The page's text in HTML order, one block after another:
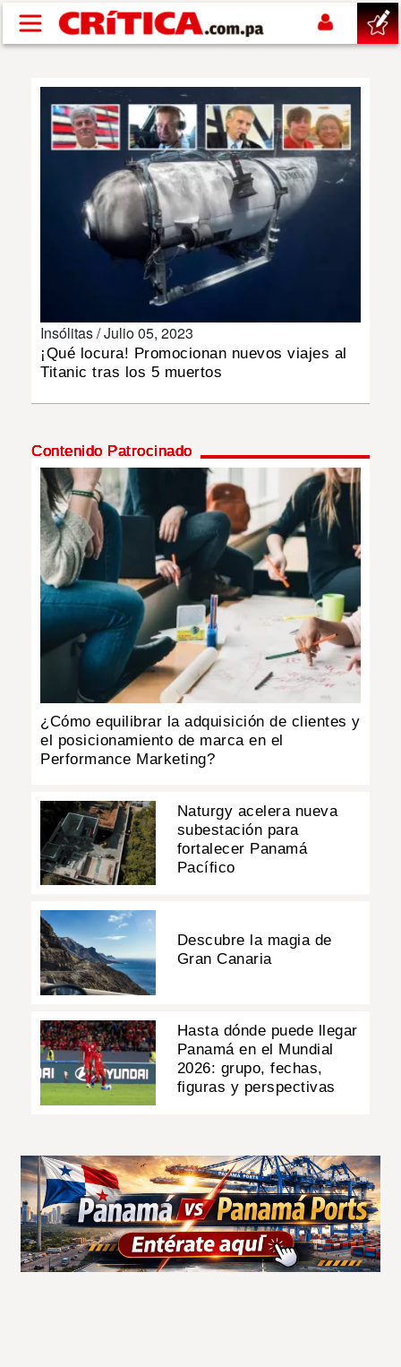
Pasar al contenido principal
SUCESOS
DEPORTES
MULTIMEDIA
IMPRESO
Insólitas /Julio 05, 2023
¡Qué locura! Promocionan nuevos viajes al
Titanic tras los 5 muertos
Contenido Patrocinado
¿Cómo equilibrar la adquisición de clientes y
el posicionamiento de marca en el
Performance Marketing?
Naturgy acelera nueva
subestación para
fortalecer Panamá
Pacífico
Descubre la magia de
Gran Canaria
Hasta dónde puede llegar
Panamá en el Mundial
2026: grupo, fechas,
figuras y perspectivas